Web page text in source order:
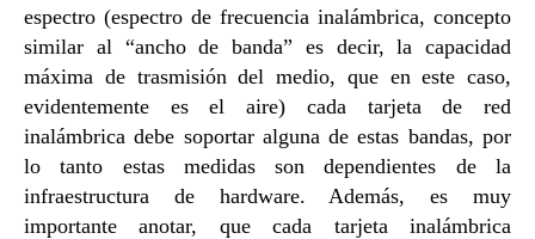
espectro (espectro de frecuencia inalámbrica, concepto
similar al “ancho de banda” es decir, la capacidad
máxima de trasmisión del medio, que en este caso,
evidentemente es el aire) cada tarjeta de red
inalámbrica debe soportar alguna de estas bandas, por
lo tanto estas medidas son dependientes de la
infraestructura de hardware. Además, es muy
importante anotar, que cada tarjeta inalámbrica